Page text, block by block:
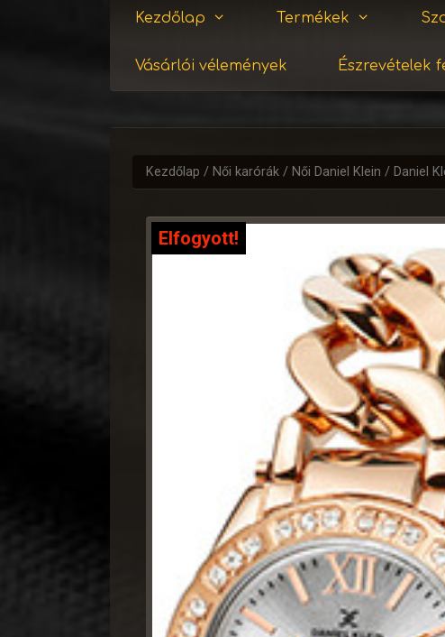
Kezdőlap Termékek
Vásárlói vélemények Észrevételek
Kezdőlap / Női karórák / Női Daniel Klein / Daniel
Elfogyott!